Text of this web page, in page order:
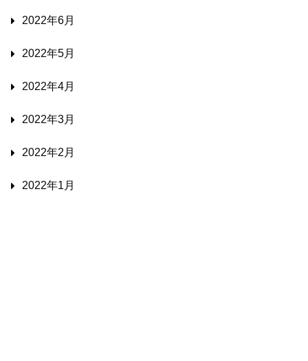
2022年6月
2022年5月
2022年4月
2022年3月
2022年2月
2022年1月